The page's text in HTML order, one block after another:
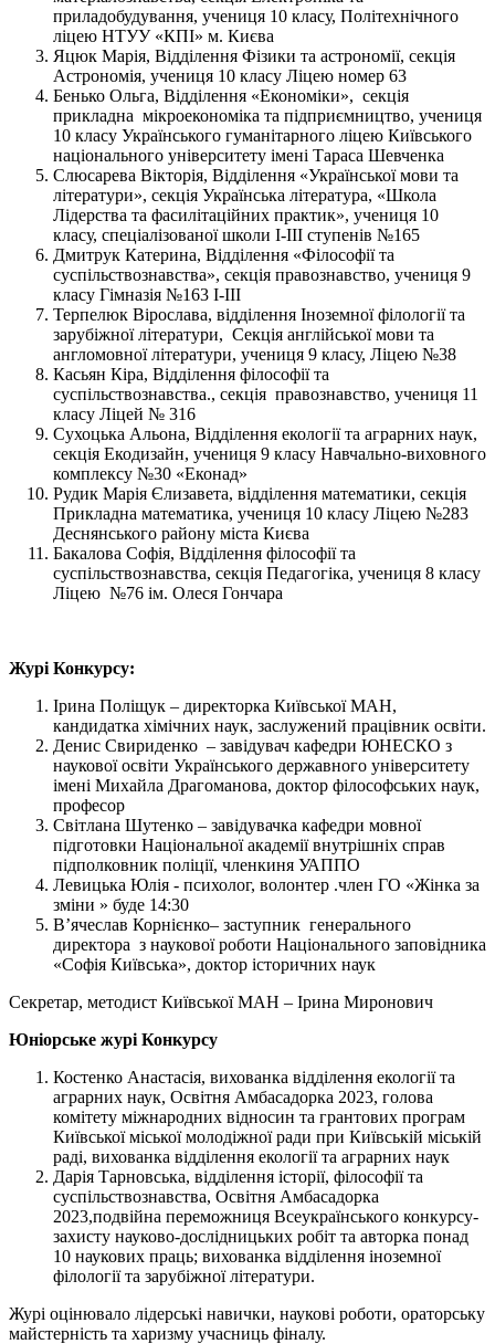
приладобудування, учениця 10 класу, Політехнічного
ліцею НТУУ «КПІ» м. Києва
Яцюк Марія, Відділення Фізики та астрономії, секція
Астрономія, учениця 10 класу Ліцею номер 63
Бенько Ольга, Відділення «Економіки», секція
прикладна мікроекономіка та підприємництво, учениця
10 класу Українського гуманітарного ліцею Київського
національного університету імені Тараса Шевченка
Слюсарева Вікторія, Відділення «Української мови та
літератури», секція Українська література, «Школа
Лідерства та фасилітаційних практик», учениця 10
класу, спеціалізованої школи I-III ступенів №165
Дмитрук Катерина, Відділення «Філософії та
суспільствознавства», секція правознавство, учениця 9
класу Гімназія №163 І-ІІІ
Терпелюк Вірослава, відділення Іноземної філології та
зарубіжної літератури, Секція англійської мови та
англомовної літератури, учениця 9 класу, Ліцею №38
Касьян Кіра, Відділення філософії та
суспільствознавства., секція правознавство, учениця 11
класу Ліцей № 316
Сухоцька Альона, Відділення екології та аграрних наук,
секція Екодизайн, учениця 9 класу Навчально-виховного
комплексу №30 «Еконад»
Рудик Марія Єлизавета, відділення математики, секція
Прикладна математика, учениця 10 класу Ліцею №283
Деснянського району міста Києва
Бакалова Софія, Відділення філософії та
суспільствознавства, секція Педагогіка, учениця 8 класу
Ліцею №76 ім. Олеся Гончара
Журі Конкурсу:
Ірина Поліщук ‒ директорка Київської МАН,
кандидатка хімічних наук, заслужений працівник освіти.
Денис Свириденко ‒ завідувач кафедри ЮНЕСКО з
наукової освіти Українського державного університету
імені Михайла Драгоманова, доктор філософських наук,
професор
Світлана Шутенко ‒ завідувачка кафедри мовної
підготовки Національної академії внутрішніх справ
підполковник поліції, членкиня УАППО
Левицька Юлія - психолог, волонтер .член ГО «Жінка за
зміни » буде 14:30
В’ячеслав Корнієнко– заступник генерального
директора з наукової роботи Національного заповідника
«Софія Київська», доктор історичних наук
Секретар, методист Київської МАН ‒ Ірина Миронович
Юніорське журі Конкурсу
Костенко Анастасія, вихованка відділення екології та
аграрних наук, Освітня Амбасадорка 2023, голова
комітету міжнародних відносин та грантових програм
Київської міської молодіжної ради при Київській міській
раді, вихованка відділення екології та аграрних наук
Дарія Тарновська, відділення історії, філософії та
суспільствознавства, Освітня Амбасадорка
2023,подвійна переможниця Всеукраїнського конкурсу-
захисту науково-дослідницьких робіт та авторка понад
10 наукових праць; вихованка відділення іноземної
філології та зарубіжної літератури.
Журі оцінювало лідерські навички, наукові роботи, ораторську
майстерність та харизму учасниць фіналу.